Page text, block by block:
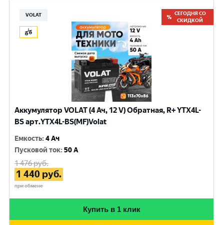
VOLAT
СЕГОДНЯ СО
СКИДКОЙ
Аккумулятор VOLAT (4 Ач, 12 V) Обратная, R+ YTX4L-
BS арт.YTX4L-BS(MF)Volat
Емкость:4 Ач
Пусковой ток:50 A
1 476руб.
1 440 руб.
при обмене
Купить в 1 клик